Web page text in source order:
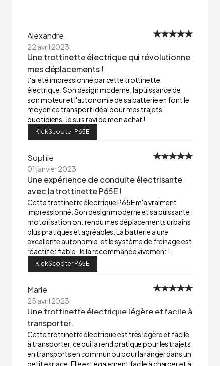
Alexandre
22 avril 2023
Une trottinette électrique qui révolutionne
mes déplacements !
J'ai été impressionné par cette trottinette
électrique. Son design moderne, la puissance de
son moteur et l'autonomie de sa batterie en font le
moyen de transport idéal pour mes trajets
quotidiens. Je suis ravi de mon achat !
KickScooter P65E
Sophie
01 janvier 2023
Une expérience de conduite électrisante
avec la trottinette P65E !
Cette trottinette électrique P65E m'a vraiment
impressionné. Son design moderne et sa puissante
motorisation ont rendu mes déplacements urbains
plus pratiques et agréables. La batterie a une
excellente autonomie, et le système de freinage est
réactif et fiable. Je la recommande vivement !
KickScooter P65E
Marie
25 avril 2023
Une trottinette électrique légère et facile à
transporter.
Cette trottinette électrique est très légère et facile
à transporter, ce qui la rend pratique pour les trajets
en transports en commun ou pour la ranger dans un
petit espace. Elle est également facile à charger et à